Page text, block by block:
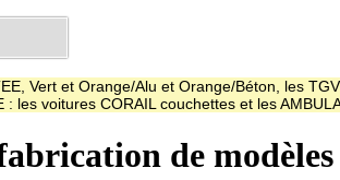
Vert et Orange/Alu et Orange/Béton, les
les voitures CORAIL couchettes et les
de